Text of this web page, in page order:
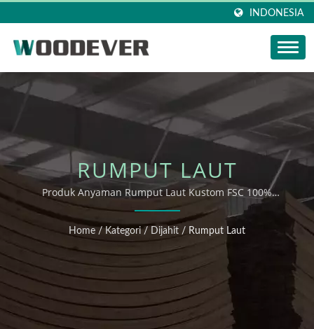
INDONESIA
RUMPUT LAUT
Produk Anyaman Rumput Laut Kustom FSC 100%
Ramah Lingkungan Pabrik Grosir
Home / Kategori / Dijahit / Rumput Laut